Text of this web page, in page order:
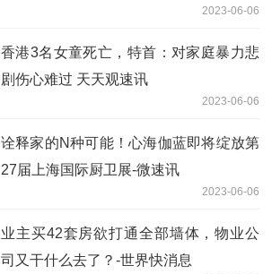
2023-06-06
香港3名女童死亡，特首：对家庭暴力悲
剧伤心难过 天天观速讯
2023-06-06
诠释家的N种可能！心海伽蓝即将绽放第
27届上海国际厨卫展-微速讯
2023-06-06
业主买42套房欲打通全部墙体，物业公
司又干什么去了？-世界快消息